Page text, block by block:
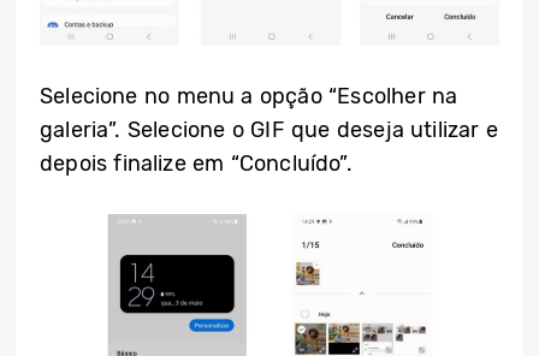
Selecione no menu a opção “Escolher na
galeria”. Selecione o GIF que deseja utilizar e
depois finalize em “Concluído”.